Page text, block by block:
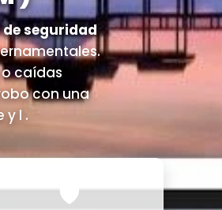
de seguridad
caídas
con una
l .
🛡️